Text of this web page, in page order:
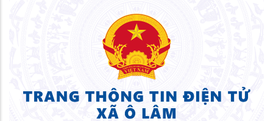
thực. Từ cán bộ, đảng viên đến đoàn viên, hội viên và Nhân dân đều
nỗ lực thi đua lao động, sản xuất, chung tay xây dựng quê hương